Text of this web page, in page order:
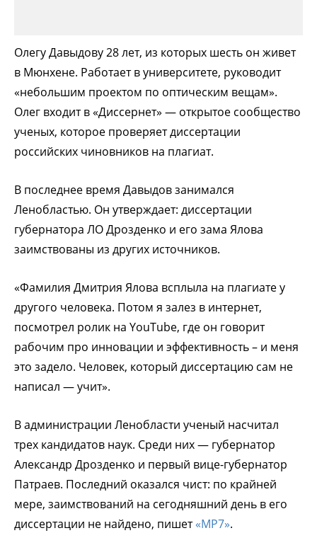
Олегу Давыдову 28 лет, из которых шесть он живет
в Мюнхене. Работает в университете, руководит
«небольшим проектом по оптическим вещам».
Олег входит в «Диссернет» — открытое сообщество
ученых, которое проверяет диссертации
российских чиновников на плагиат.
В последнее время Давыдов занимался
Ленобластью. Он утверждает: диссертации
губернатора ЛО Дрозденко и его зама Ялова
заимствованы из других источников.
«Фамилия Дмитрия Ялова всплыла на плагиате у
другого человека. Потом я залез в интернет,
посмотрел ролик на YouTube, где он говорит
рабочим про инновации и эффективность – и меня
это задело. Человек, который диссертацию сам не
написал — учит».
В администрации Ленобласти ученый насчитал
трех кандидатов наук. Среди них — губернатор
Александр Дрозденко и первый вице-губернатор
Патраев. Последний оказался чист: по крайней
мере, заимствований на сегодняшний день в его
диссертации не найдено, пишет«МР7».